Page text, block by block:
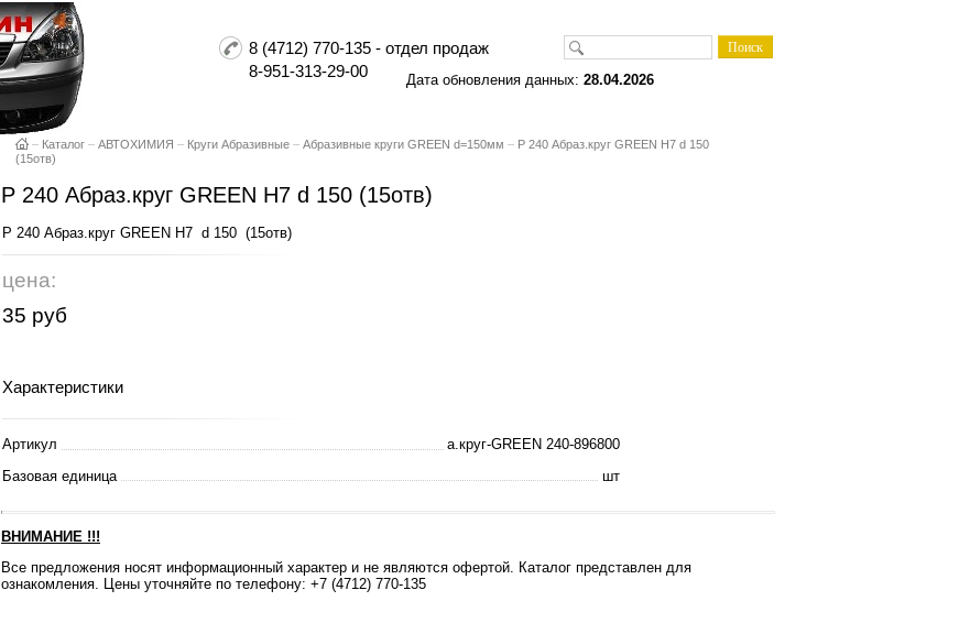
8 (4712) 770-135 - отдел продаж
8-951-313-29-00
Дата обновления данных: 28.04.2026
– Каталог – АВТОХИМИЯ – Круги Абразивные – Абразивные круги GREEN d=150мм – P 240 Абраз.круг GREEN H7 d 150
(15отв)
P 240 Абраз.круг GREEN H7 d 150 (15отв)
P 240 Абраз.круг GREEN H7 d 150 (15отв)
цена:
35 руб
Характеристики
Артикул
а.круг-GREEN 240-896800
Базовая единица
шт
ВНИМАНИЕ !!!
Все предложения носят информационный характер и не являются офертой. Каталог представлен для
ознакомления. Цены уточняйте по телефону: +7 (4712) 770-135